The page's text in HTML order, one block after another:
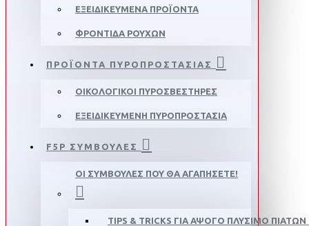
ΕΞΕΙΔΙΚΕΥΜΈΝΑ ΠΡΟΪΌΝΤΑ
ΦΡΟΝΤΊΔΑ ΡΟΎΧΩΝ
ΠΡΟΪΌΝΤΑ ΠΥΡΟΠΡΟΣΤΑΣΊΑΣ
ΟΙΚΟΛΟΓΙΚΟΊ ΠΥΡΟΣΒΕΣΤΉΡΕΣ
ΕΞΕΙΔΙΚΕΥΜΈΝΗ ΠΥΡΟΠΡΟΣΤΑΣΊΑ
F5P ΣΥΜΒΟΥΛΈΣ
ΟΙ ΣΥΜΒΟΥΛΈΣ ΠΟΥ ΘΑ ΑΓΑΠΉΣΕΤΕ!
TIPS & TRICKS ΓΙΑ ΆΨΟΓΟ ΠΛΎΣΙΜΟ ΠΙΆΤΩΝ